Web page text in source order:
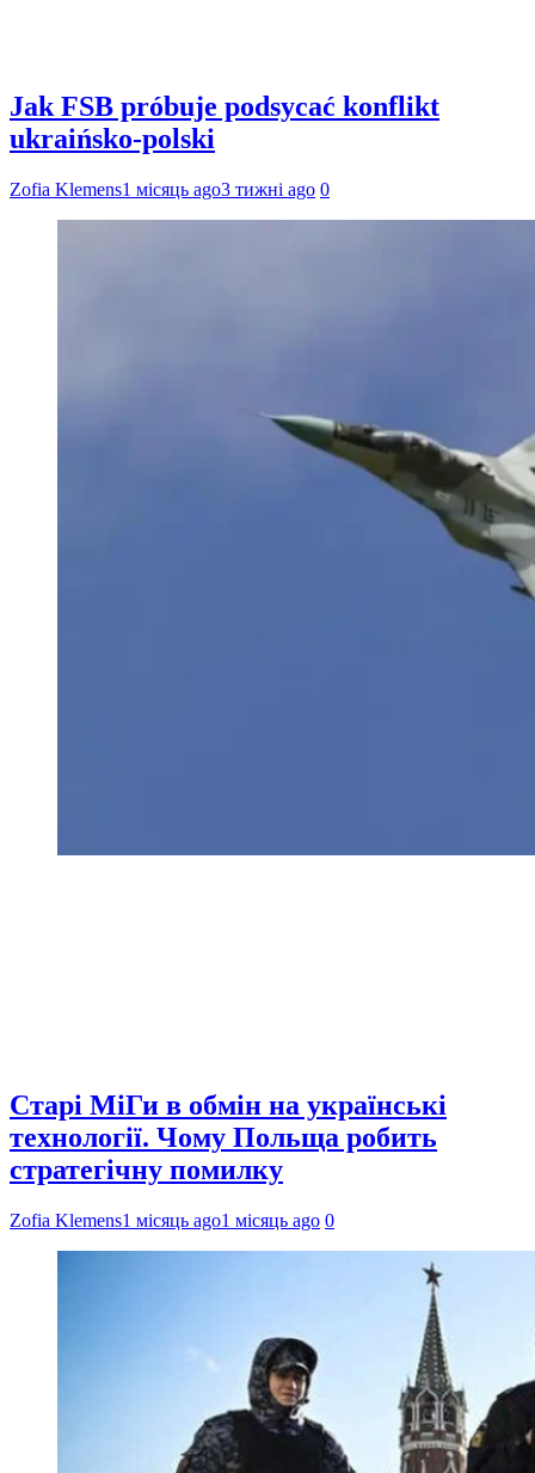
Jak FSB próbuje podsycać konflikt
ukraińsko-polski
Zofia Klemens1 місяць ago3 тижні ago 0
Старі МіГи в обмін на українські
технології. Чому Польща робить
стратегічну помилку
Zofia Klemens1 місяць ago1 місяць ago 0